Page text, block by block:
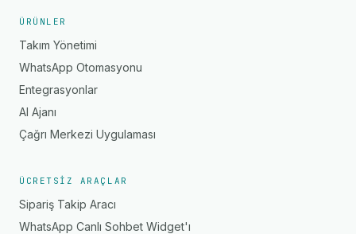
ÜRÜNLER
Takım Yönetimi
WhatsApp Otomasyonu
Entegrasyonlar
AI Ajanı
Çağrı Merkezi Uygulaması
ÜCRETSIZ ARAÇLAR
Sipariş Takip Aracı
WhatsApp Canlı Sohbet Widget'ı